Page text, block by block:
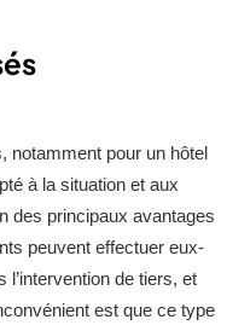
notamment pour un hôtel
à la situation et aux
des principaux avantages
peuvent effectuer eux-
de tiers, et
est que ce type